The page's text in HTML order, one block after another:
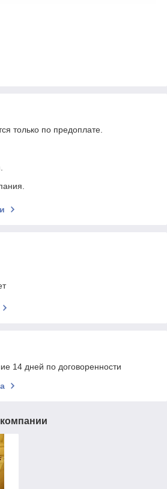
только по предоплате.
14 дней по договоренности